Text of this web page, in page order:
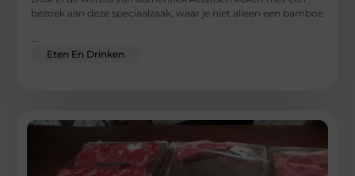
bezoek aan deze speciaalzaak, waar je niet alleen een bamboe
...
Eten En Drinken